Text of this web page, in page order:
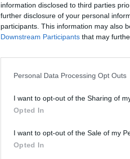
information disclosed to third parties
further disclosure of your personal
participants. This information may also
Downstream Participants that may
Personal Data Processing Opt Outs
I want to opt-out of the Sharing of
Opted In
I want to opt-out of the Sale of my
Opted In